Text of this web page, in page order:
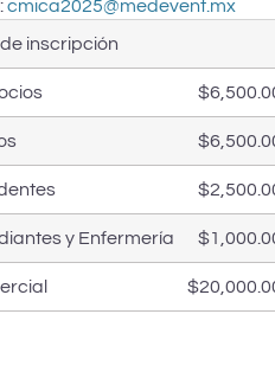
cmica2025@medevent.mx
inscripción
y Enfermería